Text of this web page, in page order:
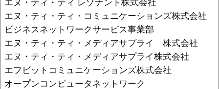
エヌ・ティ・ティ レゾナント株式会社
エヌ・ティ・ティ・コミュニケーションズ株式会社
ビジネスネットワークサービス事業部
エヌ・ティ・ティ・メディアサプライ 株式会社
エヌ・ティ・ティ・メディアサプライ株式会社
エフビットコミュニケーションズ株式会社
オープンコンピュータネットワーク